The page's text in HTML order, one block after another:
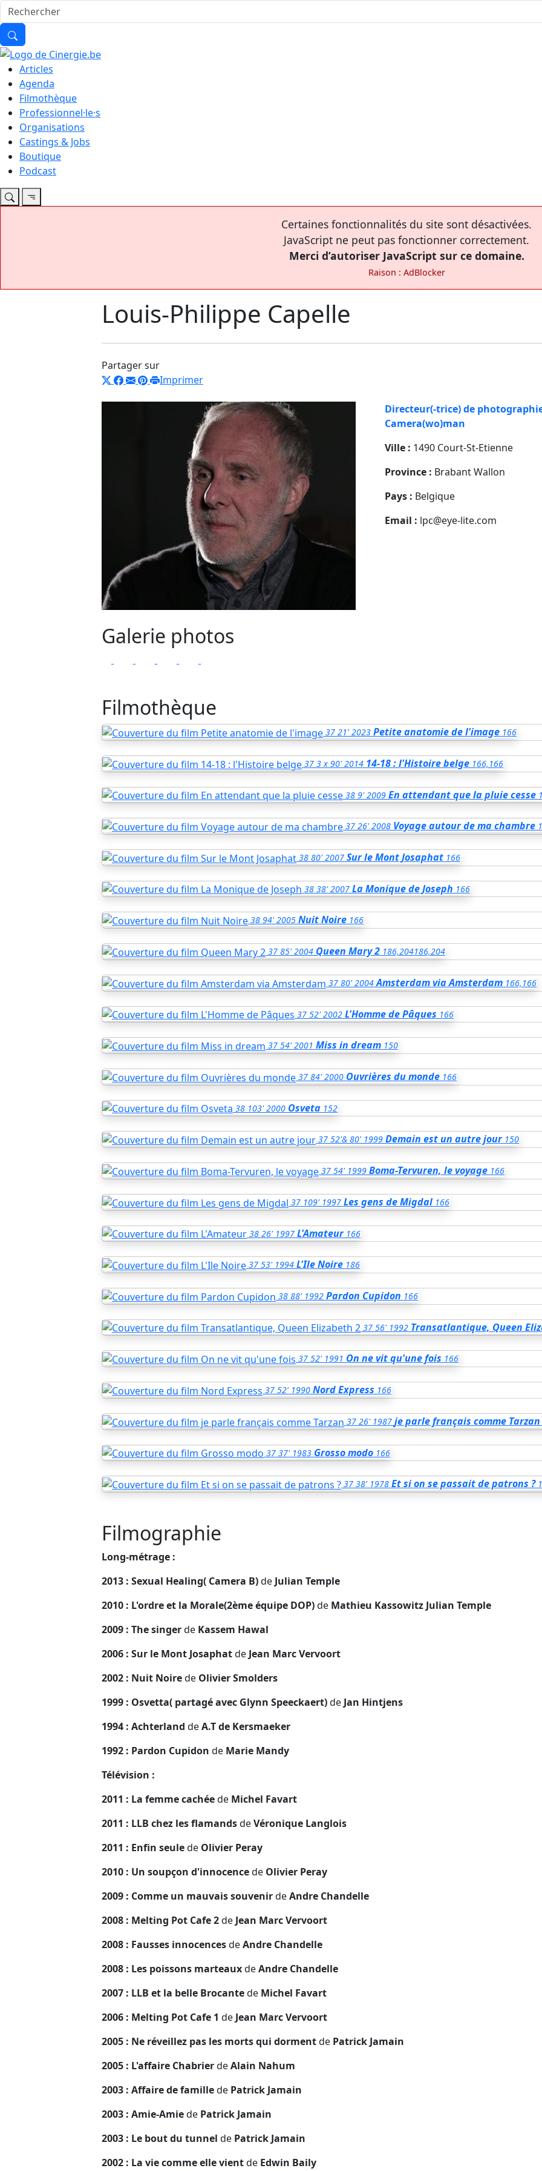
Articles
Agenda
Filmothèque
Professionnel·le·s
Organisations
Castings & Jobs
Boutique
Podcast
Certaines fonctionnalités du site sont désactivées.
JavaScript ne peut pas fonctionner correctement.
Merci d’autoriser JavaScript sur ce domaine.
Raison : AdBlocker
Louis-Philippe Capelle
Partager sur
Imprimer
Directeur(-trice) de
Camera(wo)man
Ville : 1490 Court-St-Etienne
Province : Brabant Wallon
Pays : Belgique
Email : lpc@eye-lite.com
Galerie photos
Filmothèque
37 21' 2023 Petite anatomie de l'image 166
37 3 x 90' 2014 14-18 : l'Histoire belge 166,166
38 9' 2009 En attendant que la pluie cesse
37 26' 2008 Voyage autour de ma chambre
38 80' 2007 Sur le Mont Josaphat 166
38 38' 2007 La Monique de Joseph 166
38 94' 2005 Nuit Noire 166
37 85' 2004 Queen Mary 2 186,204186,204
37 80' 2004 Amsterdam via Amsterdam 166,166
37 52' 2002 L'Homme de Pâques 166
37 54' 2001 Miss in dream 150
37 84' 2000 Ouvrières du monde 166
38 103' 2000 Osveta 152
37 52'& 80' 1999 Demain est un autre jour 150
37 54' 1999 Boma-Tervuren, le voyage 166
37 109' 1997 Les gens de Migdal 166
38 26' 1997 L'Amateur 166
37 53' 1994 L'Ile Noire 186
38 88' 1992 Pardon Cupidon 166
37 56' 1992 Transatlantique, Queen
37 52' 1991 On ne vit qu'une fois 166
37 52' 1990 Nord Express 166
37 26' 1987 je parle français comme Tarzan
37 37' 1983 Grosso modo 166
37 38' 1978 Et si on se passait de patrons ?
Filmographie
Long-métrage :
2013 : Sexual Healing( Camera B)de Julian Temple
2010 : L'ordre et la Morale(2ème équipe DOP)de Mathieu Kassowitz Julian Temple
2009 : The singerde Kassem Hawal
2006 : Sur le Mont Josaphatde Jean Marc Vervoort
2002 : Nuit Noirede Olivier Smolders
1999 : Osvetta( partagé avec Glynn Speeckaert)de Jan Hintjens
1994 : Achterland deA.T de Kersmaeker
1992 : Pardon Cupidon de Marie Mandy
Télévision :
2011 : La femme cachéede Michel Favart
2011 : LLB chez les flamandsdeVéronique Langlois
2011 : Enfin seulede Olivier Peray
2010 : Un soupçon d'innocencede Olivier Peray
2009 : Comme un mauvais souvenirdeAndre Chandelle
2008 : Melting Pot Cafe 2de Jean Marc Vervoort
2008 : Fausses innocencesdeAndre Chandelle
2008 : Les poissons marteauxdeAndre Chandelle
2007 : LLB et la belle Brocantede Michel Favart
2006 : Melting Pot Cafe 1 de Jean Marc Vervoort
2005 : Ne réveillez pas les morts qui dormentde Patrick Jamain
2005 : L'affaire ChabrierdeAlain Nahum
2003 : Affaire de famillede Patrick Jamain
2003 : Amie-Amiede Patrick Jamain
2003 : Le bout du tunnel de Patrick Jamain
2002 : La vie comme elle vientde Edwin Baily